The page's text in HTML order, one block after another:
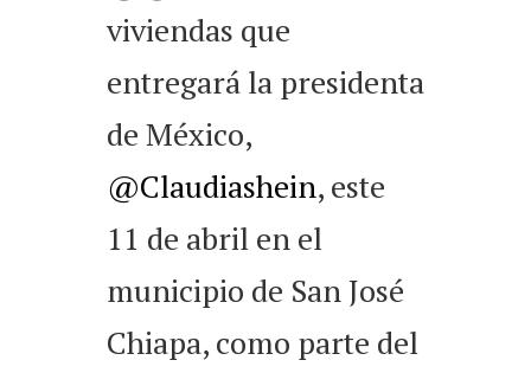
viviendas que
entregará la presidenta
de México,
@Claudiashein, este
11 de abril en el
municipio de San José
Chiapa, como parte del